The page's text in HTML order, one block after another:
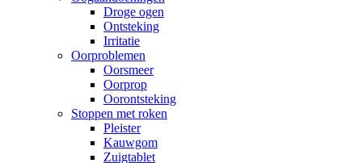
Droge ogen
Ontsteking
Irritatie
Oorproblemen
Oorsmeer
Oorprop
Oorontsteking
Stoppen met roken
Pleister
Kauwgom
Zuigtablet